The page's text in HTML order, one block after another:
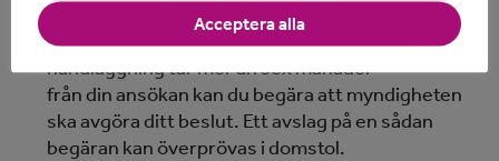
Snabb handläggning kan garanteras
genomdröjsmålstalan. Det innebär att om en
handläggning tar mer än sex månader
från din ansökan kan du begära att myndigheten
ska avgöra ditt beslut. Ett avslag på en sådan
begäran kan överprövas i domstol.
Acceptera alla